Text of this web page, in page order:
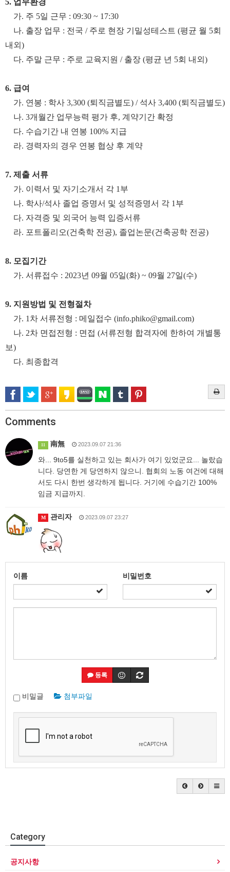
5. 업무환경
가. 주 5일 근무 : 09:30 ~ 17:30
나. 출장 업무 : 전국 / 주로 현장 기밀성테스트 (평균 월 5회
내외 )
다. 주말 근무 : 주로 교육지원 / 출장 (평균 년 5회 내외 )
6. 급여
가. 연봉 : 학사 3,300 (퇴직금별도) / 석사 3,400 (퇴직금별도)
나. 3개월간 업무능력 평가 후, 계약기간 확정
다. 수습기간 내 연봉 100% 지급
라. 경력자의 경우 연봉 협상 후 계약
7. 제출 서류
가. 이력서 및 자기소개서 각 1 부
나. 학사/석사 졸업 증명서 및 성적증명서 각 1 부
다. 자격증 및 외국어 능력 입증서류
라. 포트폴리오(건축학 전공), 졸업논문(건축공학 전공)
8. 모집기간
가. 서류접수 : 2023년 09월 05일(화) ~ 09월 27일(수)
9. 지원방법 및 전형절차
가. 1 차 서류전형 : 메일접수 (info.phiko@gmail.com)
나. 2차 면접전형 : 면접 (서류전형 합격자에 한하여 개별통
보)
다. 최종합격
Comments
11 南無 2023.09.07 21:36
와... 9to5를 실천하고 있는 회사가 여기 있었군요... 놀랐습
니다. 당연한 게 당연하지 않으니. 협회의 노동 여건에 대해
서도 다시 한번 생각하게 됩니다. 거기에 수습기간 100%
임금 지급까지.
M 관리자 2023.09.07 23:27
이름 비밀번호
등록
비밀글 첨부파일
Category
공지사항